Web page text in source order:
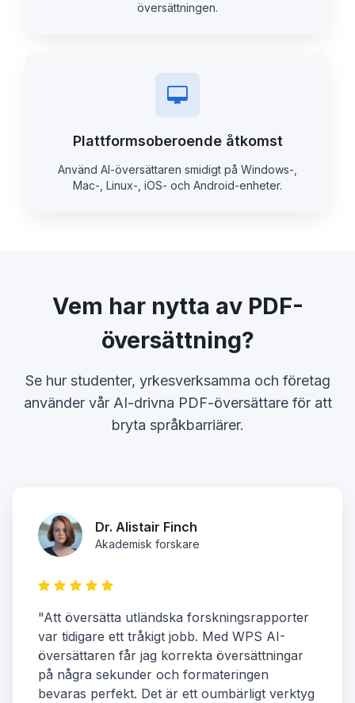
översättningen.
Plattformsoberoende åtkomst
Använd AI-översättaren smidigt på Windows-,
Mac-, Linux-, iOS- och Android-enheter.
Vem har nytta av PDF-
översättning?
Se hur studenter, yrkesverksamma och företag
använder vår AI-drivna PDF-översättare för att
bryta språkbarriärer.
Dr. Alistair Finch
Akademisk forskare
"Att översätta utländska forskningsrapporter
var tidigare ett tråkigt jobb. Med WPS AI-
översättaren får jag korrekta översättningar
på några sekunder och formateringen
bevaras perfekt. Det är ett oumbärligt verktyg